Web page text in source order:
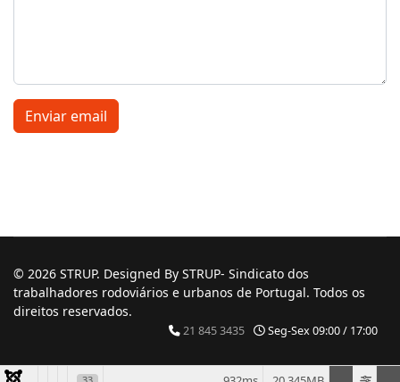
Enviar email
© 2026 STRUP. Designed By STRUP- Sindicato dos
trabalhadores rodoviários e urbanos de Portugal. Todos os
direitos reservados.
21 845 3435 Seg-Sex 09:00 / 17:00